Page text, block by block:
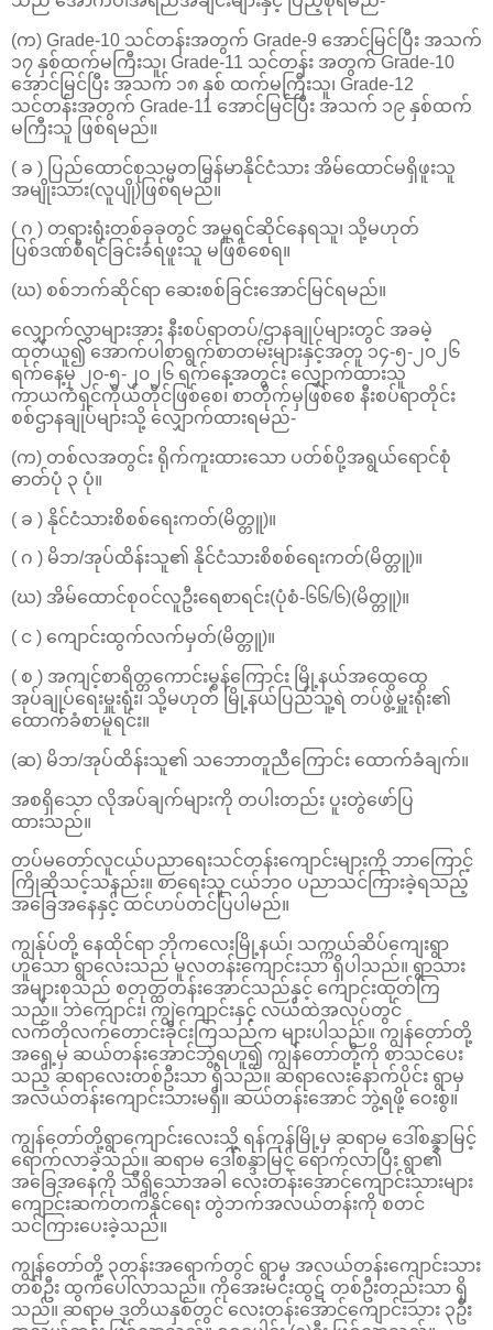
(က) Grade-10 သင်တန်းအတွက် Grade-9 အောင်မြင်ပြီး အသက်
၁၇ နှစ်ထက်မကြီးသူ၊ Grade-11 သင်တန်း အတွက် Grade-10
အောင်မြင်ပြီး အသက် ၁၈ နှစ် ထက်မကြီးသူ၊ Grade-12
သင်တန်းအတွက် Grade-11 အောင်မြင်ပြီး အသက် ၁၉ နှစ်ထက်
မကြီးသူ ဖြစ်ရမည်။
( ခ ) ပြည်ထောင်စုသမ္မတမြန်မာနိုင်ငံသား အိမ်ထောင်မရှိဖူးသူ
အမျိုးသား(လူပျို)ဖြစ်ရမည်။
( ဂ ) တရားရုံးတစ်ခုခုတွင် အမှုရင်ဆိုင်နေရသူ၊ သို့မဟုတ်
ပြစ်ဒဏ်စီရင်ခြင်းခံရဖူးသူ မဖြစ်စေရ။
(ဃ) စစ်ဘက်ဆိုင်ရာ ဆေးစစ်ခြင်းအောင်မြင်ရမည်။
လျှောက်လွှာများအား နီးစပ်ရာတပ်/ဌာနချုပ်များတွင် အခမဲ့
ထုတ်ယူ၍ အောက်ပါစာရွက်စာတမ်းများနှင့်အတူ ၁၄-၅-၂၀၂၆
ရက်နေ့မှ ၂၀-၅-၂၀၂၆ ရက်နေ့အတွင်း လျှောက်ထားသူ
ကာယကံရှင်ကိုယ်တိုင်ဖြစ်စေ၊ စာတိုက်မှဖြစ်စေ နီးစပ်ရာတိုင်း
စစ်ဌာနချုပ်များသို့ လျှောက်ထားရမည်-
(က) တစ်လအတွင်း ရိုက်ကူးထားသော ပတ်စ်ပို့အရွယ်ရောင်စုံ
ဓာတ်ပုံ ၃ ပုံ။
( ခ ) နိုင်ငံသားစိစစ်ရေးကတ်(မိတ္တူ)။
( ဂ ) မိဘ/အုပ်ထိန်းသူ၏ နိုင်ငံသားစိစစ်ရေးကတ်(မိတ္တူ)။
(ဃ) အိမ်ထောင်စုဝင်လူဦးရေစာရင်း(ပုံစံ-၆၆/၆)(မိတ္တူ)။
( င ) ကျောင်းထွက်လက်မှတ်(မိတ္တူ)။
( စ ) အကျင့်စာရိတ္တကောင်းမွန်ကြောင်း မြို့နယ်အထွေထွေ
အုပ်ချုပ်ရေးမှူးရုံး၊ သို့မဟုတ် မြို့နယ်ပြည်သူ့ရဲ တပ်ဖွဲ့မှူးရုံး၏
ထောက်ခံစာမူရင်း။
(ဆ) မိဘ/အုပ်ထိန်းသူ၏ သဘောတူညီကြောင်း ထောက်ခံချက်။
အစရှိသော လိုအပ်ချက်များကို တပါးတည်း ပူးတွဲဖော်ပြ
ထားသည်။
တပ်မတော်လူငယ်ပညာရေးသင်တန်းကျောင်းများကို ဘာကြောင့်
ကြိုဆိုသင့်သနည်း။ စာရေးသူ ငယ်ဘဝ ပညာသင်ကြားခဲ့ရသည့်
အခြေအနေနှင့် ထင်ဟပ်တင်ပြပါမည်။
ကျွန်ုပ်တို့ နေထိုင်ရာ ဘိုကလေးမြို့နယ်၊ သက္ကယ်ဆိပ်ကျေးရွာ
ဟူသော ရွာလေးသည် မူလတန်းကျောင်းသာ ရှိပါသည်။ ရွာသား
အများစုသည် စတုတ္ထတန်းအောင်သည်နှင့် ကျောင်းထုတ်ကြ
သည်။ ဘဲကျောင်း၊ ကျွဲကျောင်းနှင့် လယ်ထဲအလုပ်တွင်
လက်တိုလက်တောင်းခိုင်းကြသည်က များပါသည်။ ကျွန်တော်တို့
အရှေ့မှ ဆယ်တန်းအောင်ဘွဲ့ရဟူ၍ ကျွန်တော်တို့ကို စာသင်ပေး
သည့် ဆရာလေးတစ်ဦးသာ ရှိသည်။ ဆရာလေးနောက်ပိုင်း ရွာမှ
အလယ်တန်းကျောင်းသားမရှိ။ ဆယ်တန်းအောင် ဘွဲ့ရဖို့ ဝေးစွ။
ကျွန်တော်တို့ရွာကျောင်းလေးသို့ ရန်ကုန်မြို့မှ ဆရာမ ဒေါ်စန္ဒာမြင့်
ရောက်လာခဲ့သည်။ ဆရာမ ဒေါ်စန္ဒာမြင့် ရောက်လာပြီး ရွာ၏
အခြေအနေကို သိရှိသောအခါ လေးတန်းအောင်ကျောင်းသားများ
ကျောင်းဆက်တက်နိုင်ရေး တွဲဘက်အလယ်တန်းကို စတင်
သင်ကြားပေးခဲ့သည်။
ကျွန်တော်တို့ ၃တန်းအရောက်တွင် ရွာမှ အလယ်တန်းကျောင်းသား
တစ်ဦး ထွက်ပေါ်လာသည်။ ကိုအေးမင်းထွဋ် တစ်ဦးတည်းသာ ရှိ
သည်။ ဆရာမ ဒုတိယနှစ်တွင် လေးတန်းအောင်ကျောင်းသား ၃ဦး